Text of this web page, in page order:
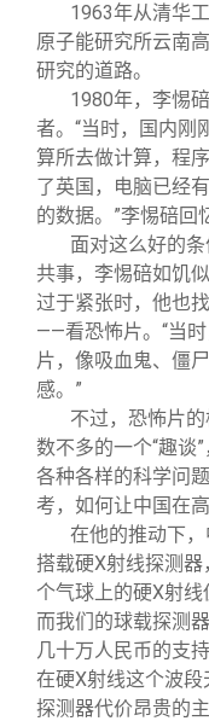
1963年从清华
原子能研究所云南
研究的道路。
1980年，李惕
者。“当时，国内刚
算所去做计算，程
了英国，电脑已经
的数据。”李惕碚回
面对这么好的
共事，李惕碚如饥
过于紧张时，他也
——看恐怖片。“当
片，像吸血鬼、僵
感。”
不过，恐怖片
数不多的一个“趣谈
各种各样的科学问
考，如何让中国在
在他的推动下
搭载硬X射线探测
个气球上的硬X射线
而我们的球载探测
几十万人民币的支
在硬X射线这个波
探测器代价昂贵的